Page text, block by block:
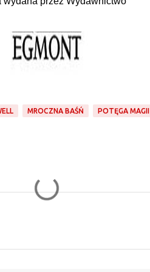
MROCZNA BAŚŃ POTĘGA MAGII